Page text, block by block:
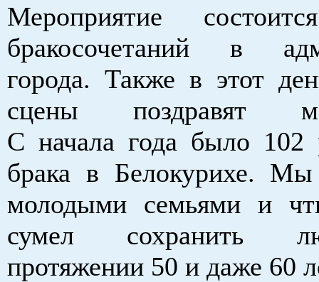
Мероприятие
бракосочетаний в
города. Также в этот
сцены поздравят
С начала года было 102
брака в Белокурихе. Мы
молодыми семьями и
сумел сохранить
протяжении 50 и даже 60